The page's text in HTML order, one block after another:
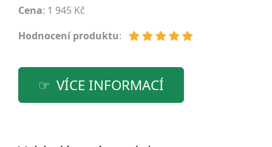
Cena: 1 945 Kč
Hodnocení produktu:
VÍCE INFORMACÍ